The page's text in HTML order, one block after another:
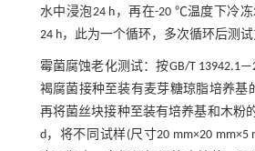
水中浸泡24 h，再在-20 ℃温度下冷
24 h，此为一个循环，多次循环后测试
霉菌腐蚀老化测试：按GB/T
褐腐菌接种至装有麦芽糖琼脂培养基
再将菌丝块接种至装有培养基和木粉
d，将不同试样(尺寸20 mm×20 mm×5